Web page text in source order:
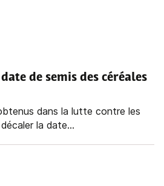
de semis des céréales
dans la lutte contre les
la date...